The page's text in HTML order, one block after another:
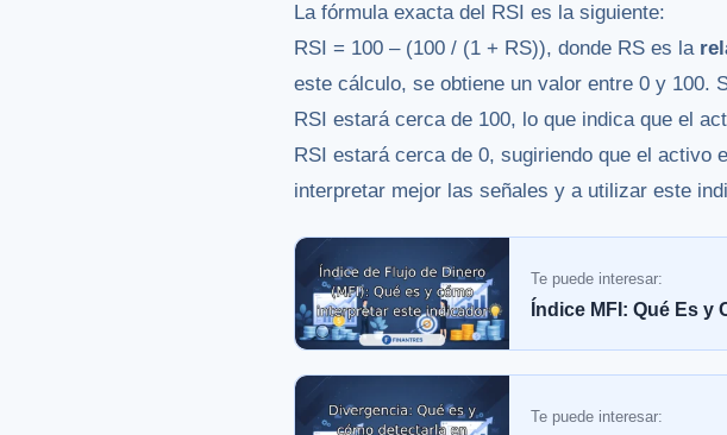
La fórmula exacta del RSI es la siguiente:
RSI = 100 – (100 / (1 + RS)), donde RS es la
este cálculo, se obtiene un valor entre 0 y 100.
RSI estará cerca de 100, lo que indica que el
RSI estará cerca de 0, sugiriendo que el activo
interpretar mejor las señales y a utilizar este
Te puede interesar:
Índice MFI: Qué Es
Te puede interesar: